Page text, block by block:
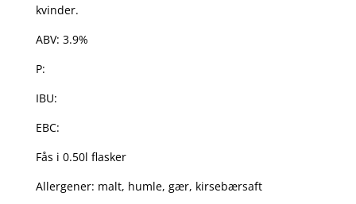
kvinder.
ABV: 3.9%
P:
IBU:
EBC:
Fås i 0.50l flasker
Allergener: malt, humle, gær, kirsebærsaft